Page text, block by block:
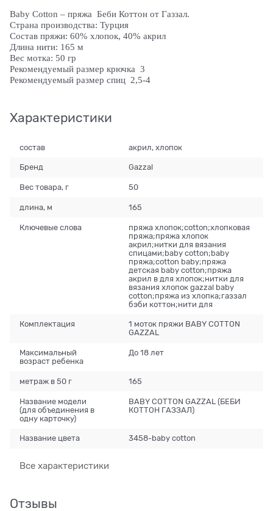
Baby Cotton – пряжа Беби Коттон от Газзал.
Страна производства: Турция
Состав пряжи: 60% хлопок, 40% акрил
Длина нити: 165 м
Вес мотка: 50 гр
Рекомендуемый размер крючка 3
Рекомендуемый размер спиц 2,5-4
Характеристики
состав акрил, хлопок
Бренд Gazzal
Вес товара, г 50
длина, м 165
Ключевые слова
пряжа хлопок;cotton;хлопковая
пряжа;пряжа хлопок
акрил;нитки для вязания
спицами;baby cotton;baby
пряжа;cotton baby;пряжа
детская baby cotton;пряжа
акрил в для хлопок;нитки для
вязания хлопок gazzal baby
cotton;пряжа из хлопка;газзал
бэби коттон;нити для
Комплектация
1 моток пряжи BABY COTTON
GAZZAL
Максимальный
возраст ребенка
До 18 лет
метраж в 50 г 165
Название модели
(для объединения в
одну карточку)
BABY COTTON GAZZAL (БЕБИ
КОТТОН ГАЗЗАЛ)
Название цвета 3458-baby cotton
Все характеристики
Отзывы